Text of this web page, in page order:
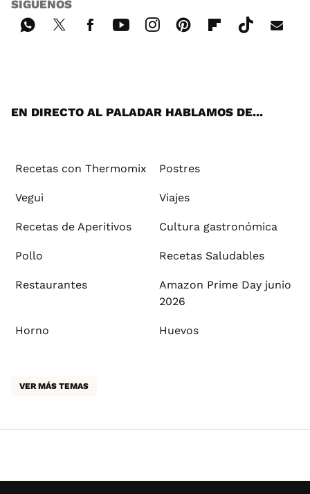
SÍGUENOS
EN DIRECTO AL PALADAR HABLAMOS DE...
Recetas con Thermomix Postres
Vegui Viajes
Recetas de Aperitivos Cultura gastronómica
Pollo Recetas Saludables
Restaurantes
Amazon Prime Day junio
2026
Horno Huevos
VER MÁS TEMAS